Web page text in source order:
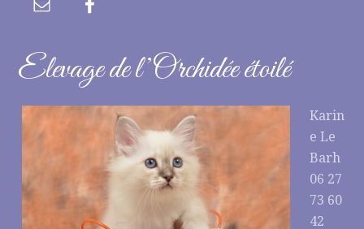
Elevage de l’Orchidée étoilé
Karin
e Le
Barh
06 27
73 60
42